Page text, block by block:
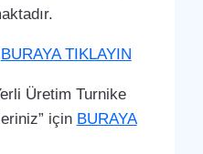
BURAYA TIKLAYIN
Üretim Turnike
için BURAYA